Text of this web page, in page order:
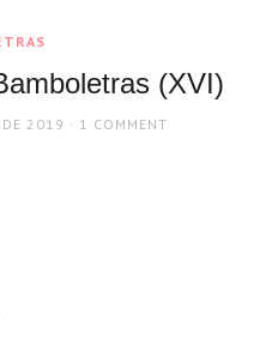
(XVI)
2019 1 COMMENT